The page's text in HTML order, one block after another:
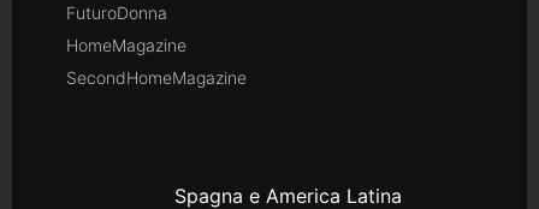
FuturoDonna
HomeMagazine
SecondHomeMagazine
Spagna e America Latina